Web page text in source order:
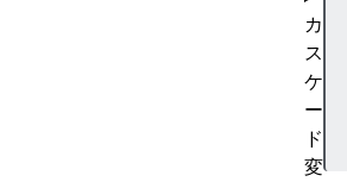
カ
ス
ケ
ー
ド
変